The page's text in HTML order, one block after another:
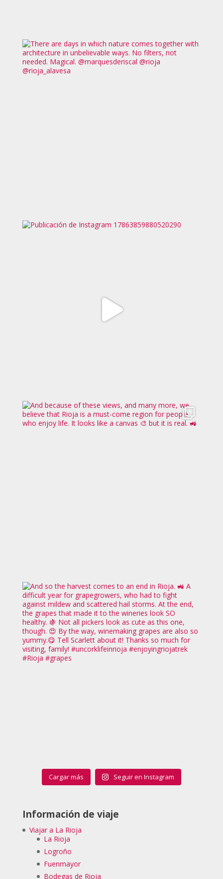
Cargar más Seguir en Instagram
Información de viaje
Viajar a La Rioja
La Rioja
Logroño
Fuenmayor
Bodegas de Rioja